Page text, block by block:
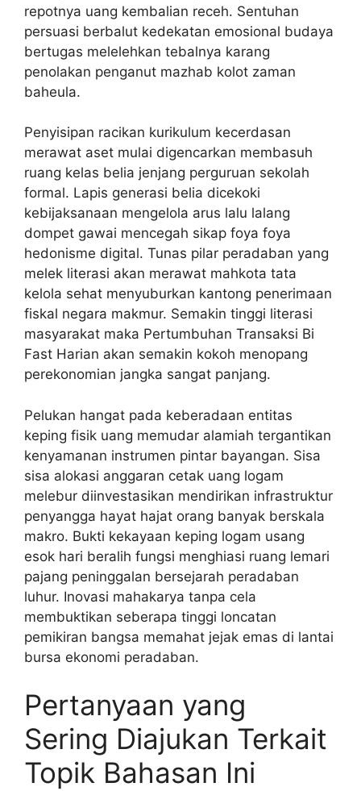
repotnya uang kembalian receh. Sentuhan
persuasi berbalut kedekatan emosional budaya
bertugas melelehkan tebalnya karang
penolakan penganut mazhab kolot zaman
baheula.
Penyisipan racikan kurikulum kecerdasan
merawat aset mulai digencarkan membasuh
ruang kelas belia jenjang perguruan sekolah
formal. Lapis generasi belia dicekoki
kebijaksanaan mengelola arus lalu lalang
dompet gawai mencegah sikap foya foya
hedonisme digital. Tunas pilar peradaban yang
melek literasi akan merawat mahkota tata
kelola sehat menyuburkan kantong penerimaan
fiskal negara makmur. Semakin tinggi literasi
masyarakat maka Pertumbuhan Transaksi Bi
Fast Harian akan semakin kokoh menopang
perekonomian jangka sangat panjang.
Pelukan hangat pada keberadaan entitas
keping fisik uang memudar alamiah tergantikan
kenyamanan instrumen pintar bayangan. Sisa
sisa alokasi anggaran cetak uang logam
melebur diinvestasikan mendirikan infrastruktur
penyangga hayat hajat orang banyak berskala
makro. Bukti kekayaan keping logam usang
esok hari beralih fungsi menghiasi ruang lemari
pajang peninggalan bersejarah peradaban
luhur. Inovasi mahakarya tanpa cela
membuktikan seberapa tinggi loncatan
pemikiran bangsa memahat jejak emas di lantai
bursa ekonomi peradaban.
Pertanyaan yang
Sering Diajukan Terkait
Topik Bahasan Ini